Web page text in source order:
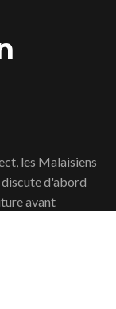
les Malaisiens
d'abord
avant